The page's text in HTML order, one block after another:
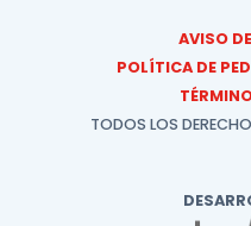
AVISO
POLÍTICA DE
TODOS LOS